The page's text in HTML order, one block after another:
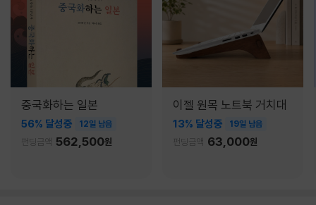
중국화하는 일본
56% 달성중 12일 남음
펀딩금액 562,500원
이젤 원목 노트북 거치대
13% 달성중 19일 남음
펀딩금액 63,000원